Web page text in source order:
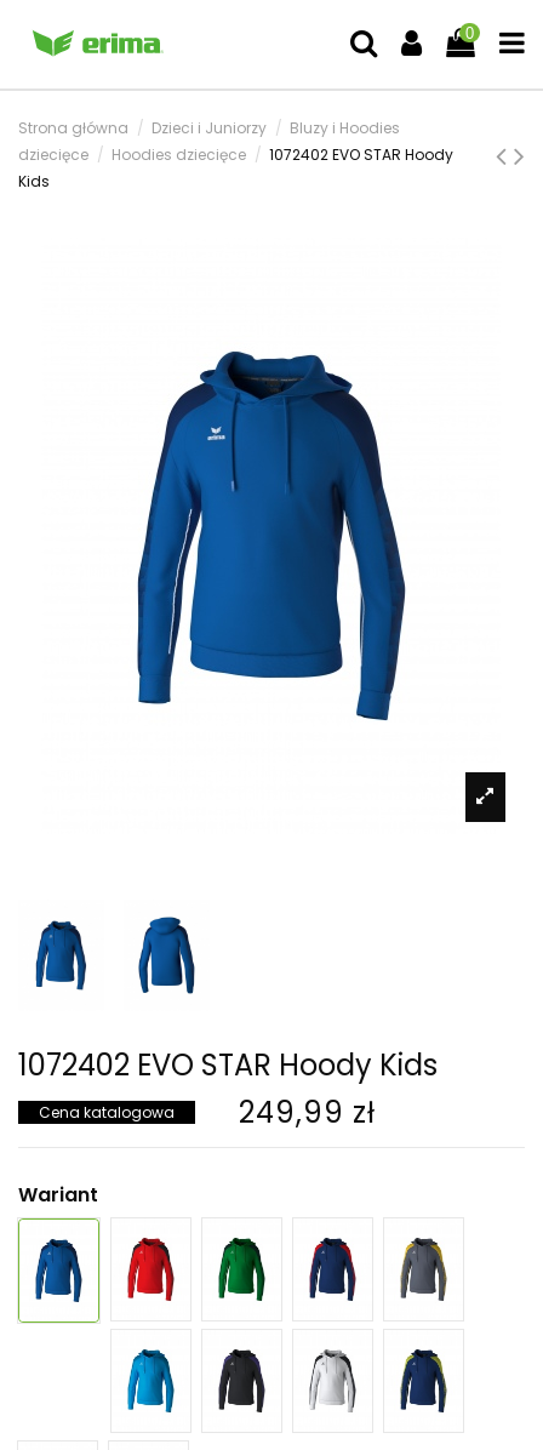
0
Strona główna Dzieci i Juniorzy
Bluzy i Hoodies
dziecięce
Hoodies dziecięce
1072402 EVO STAR Hoody
Kids
1072402 EVO STAR Hoody Kids
Cena katalogowa 249,99 zł
Wariant